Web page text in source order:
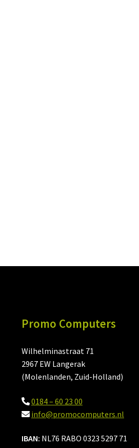
Promo Computers
Wilhelminastraat 71
2967 EW Langerak
(Molenlanden, Zuid-Holland)
0184 – 60 23 00
info@promocomputers.nl
IBAN: NL76 RABO 0323 5297 71